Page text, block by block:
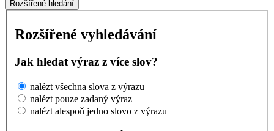
Rozšířené hledání
Rozšířené vyhledávání
Jak hledat výraz z více slov?
nalézt všechna slova z výrazu
nalézt pouze zadaný výraz
nalézt alespoň jedno slovo z výrazu